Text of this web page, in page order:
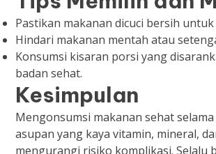
Pastikan makanan dicuci bersih
Hindari makanan mentah atau
Konsumsi kisaran porsi yang
badan sehat.
Kesimpulan
Mengonsumsi makanan sehat
asupan yang kaya vitamin, mineral,
mengurangi risiko komplikasi. Selalu